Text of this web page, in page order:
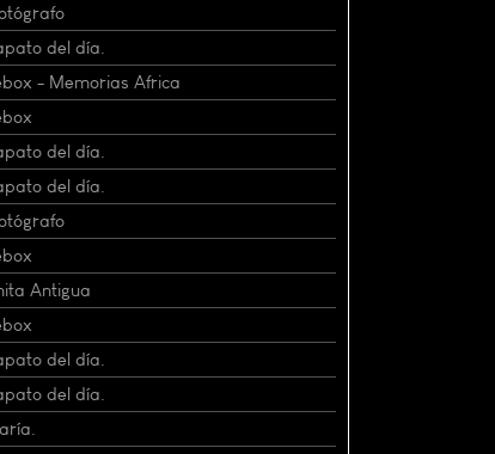
del día.
- Memorias Africa
del día.
del día.
Antigua
del día.
del día.